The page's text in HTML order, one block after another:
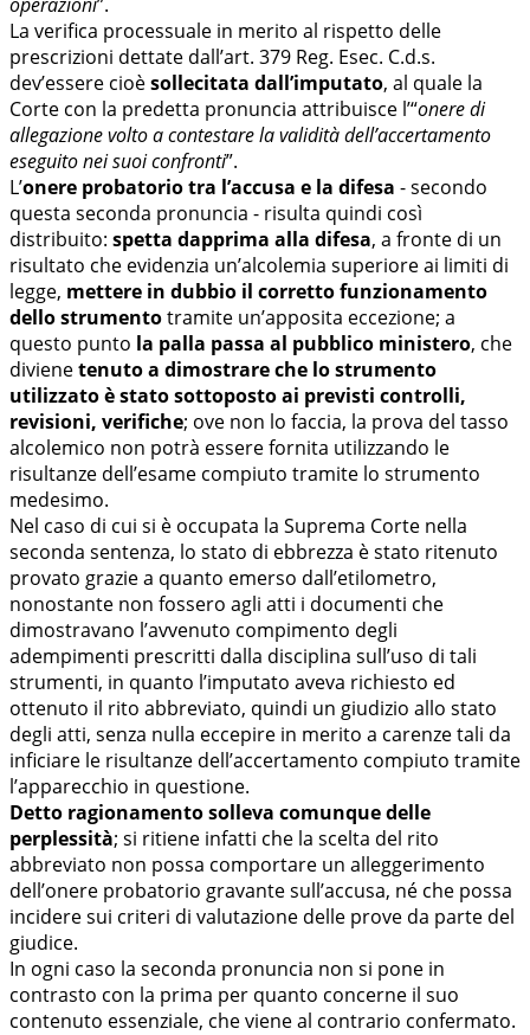
La verifica processuale in merito al rispetto delle
prescrizioni dettate dall’art. 379 Reg. Esec. C.d.s.
dev’essere cioèsollecitata dall’imputato, al quale la
Corte con la predetta pronuncia attribuisce l’“onere di
allegazione volto a contestare la validità dell’accertamento
eseguito nei suoi confronti”.
L’onere probatorio tra l’accusa e la difesa - secondo
questa seconda pronuncia - risulta quindi così
distribuito: spetta dapprima alla difesa, a fronte di un
risultato che evidenzia un’alcolemia superiore ai limiti di
legge, mettere in dubbio il corretto funzionamento
dello strumentotramite un’apposita eccezione; a
questo punto la palla passa al pubblico ministero, che
divienetenuto a dimostrare che lo strumento
utilizzato è stato sottoposto ai previsti controlli,
revisioni, verifiche; ove non lo faccia, la prova del tasso
alcolemico non potrà essere fornita utilizzando le
risultanze dell’esame compiuto tramite lo strumento
medesimo.
Nel caso di cui si è occupata la Suprema Corte nella
seconda sentenza, lo stato di ebbrezza è stato ritenuto
provato grazie a quanto emerso dall’etilometro,
nonostante non fossero agli atti i documenti che
dimostravano l’avvenuto compimento degli
adempimenti prescritti dalla disciplina sull’uso di tali
strumenti, in quanto l’imputato aveva richiesto ed
ottenuto il rito abbreviato, quindi un giudizio allo stato
degli atti, senza nulla eccepire in merito a carenze tali da
inficiare le risultanze dell’accertamento compiuto tramite
l’apparecchio in questione.
Detto ragionamento solleva comunque delle
perplessità; si ritiene infatti che la scelta del rito
abbreviato non possa comportare un alleggerimento
dell’onere probatorio gravante sull’accusa, né che possa
incidere sui criteri di valutazione delle prove da parte del
giudice.
In ogni caso la seconda pronuncia non si pone in
contrasto con la prima per quanto concerne il suo
contenuto essenziale, che viene al contrario confermato.